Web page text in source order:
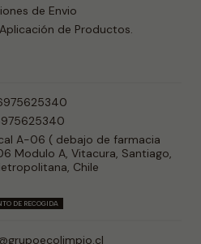
de Envio
de Productos.
A-06 ( debajo de farmacia
Modulo A, Vitacura, Santiago,
Chile
DE RECOGIDA